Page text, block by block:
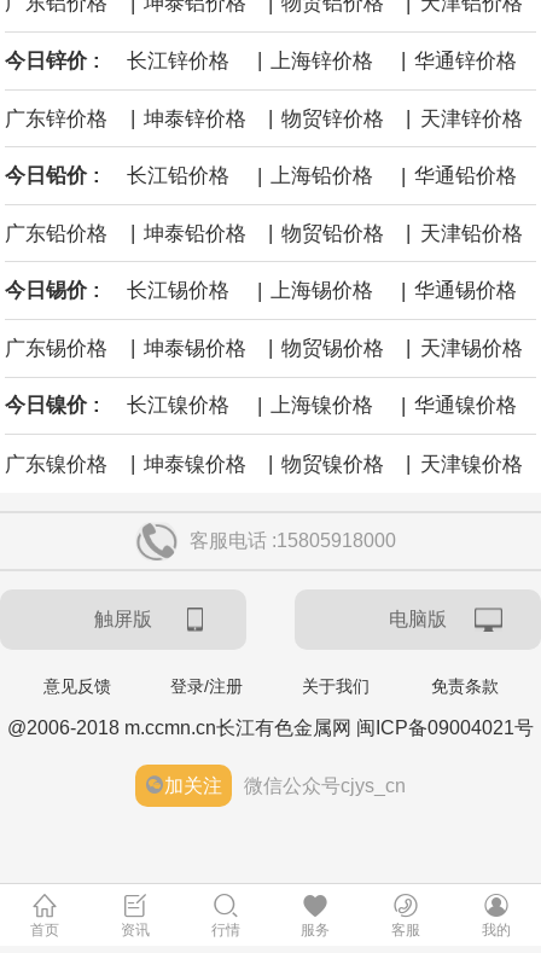
心技术等多项已商业化应用的核心技术并已应用于公司的高性能通
用人形机器人、四足机器人等产品。
美国总统特朗普6日否认他对国防部长赫格塞思不满，称对赫格塞思
所做的工作“非常满意”。特朗普在社交媒体上发帖称，一些媒体有关
今日锌价 : 长江锌价格 上海锌价格 华通锌价格
广东锌价格 | 坤泰锌价格 | 物贸锌价格 | 天津锌价格
今日铅价 : 长江铅价格 | 上海铅价格 | 华通铅价格
广东铅价格 坤泰铅价格 物贸铅价格 天津铅价格
今日锡价 : 长江锡价格 | 上海锡价格 | 华通锡价格
广东锡价格 坤泰锡价格 物贸锡价格 天津锡价格
今日镍价 : 长江镍价格 | 上海镍价格 | 华通镍价格
广东镍价格 | 坤泰镍价格 | 物贸镍价格 | 天津镍价格
客服电话 :15805918000
触屏版 电脑版
意见反馈 登录/注册 关于我们 免责条款
@2006-2018 m.ccmn.cn长江有色金属网 闽ICP备09004021号
加关注 微信公众号cjys_cn
首页 资讯 行情 服务 客服 我的